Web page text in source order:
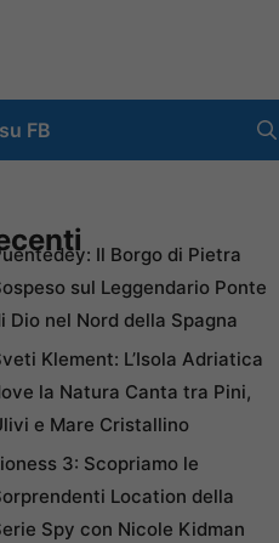
FB
Il Borgo di Pietra
sul Leggendario Ponte
Dio nel Nord della Spagna
Klement: L’Isola Adriatica
la Natura Canta tra Pini,
e Mare Cristallino
3: Scopriamo le
Location della
Spy con Nicole Kidman